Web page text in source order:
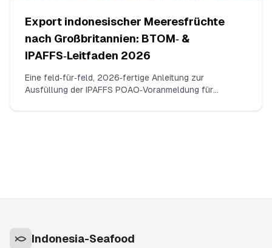
Export indonesischer Meeresfrüchte
nach Großbritannien: BTOM‑ &
IPAFFS‑Leitfaden 2026
Eine feld‑für‑feld, 2026‑fertige Anleitung zur
Ausfüllung der IPAFFS POAO‑Voranmeldung für
Indonesia-Seafood